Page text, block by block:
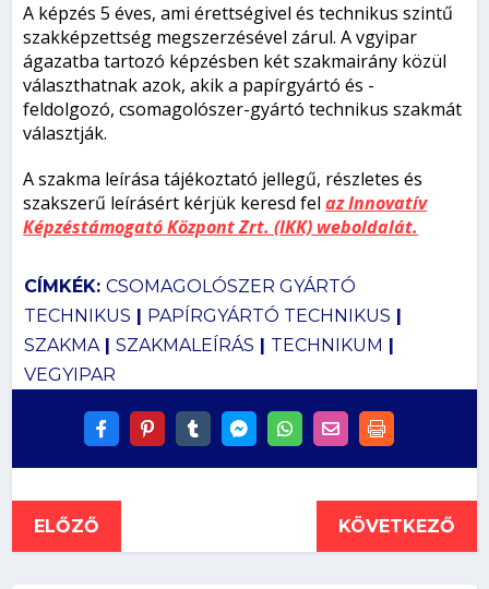
A képzés 5 éves, ami érettségivel és technikus szintű
szakképzettség megszerzésével zárul. A vgyipar
ágazatba tartozó képzésben két szakmairány közül
választhatnak azok, akik a papírgyártó és -
feldolgozó, csomagolószer-gyártó technikus szakmát
választják.
A szakma leírása tájékoztató jellegű, részletes és
szakszerű leírásért kérjük keresd felaz Innovatív
Képzéstámogató Központ Zrt. (IKK) weboldalát.
CÍMKÉK: CSOMAGOLÓSZER GYÁRTÓ
TECHNIKUS | PAPÍRGYÁRTÓ TECHNIKUS |
SZAKMA| SZAKMALEÍRÁS | TECHNIKUM |
VEGYIPAR
ELŐZŐ KÖVETKEZŐ